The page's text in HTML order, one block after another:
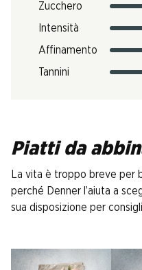
Zucchero
Intensità
Affinamento
Tannini
Piatti da
La vita è troppo breve per
perché Denner l’aiuta a
sua disposizione per